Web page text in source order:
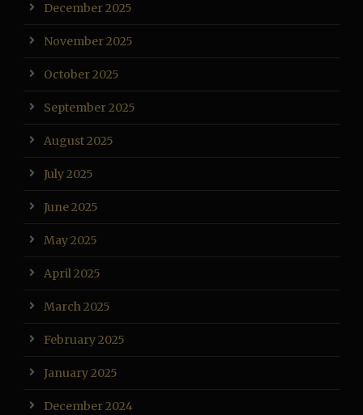
December 2025
November 2025
October 2025
September 2025
August 2025
July 2025
June 2025
May 2025
April 2025
March 2025
February 2025
January 2025
December 2024